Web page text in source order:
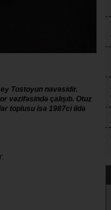
Tostoyun nəvəsidir.
vəzifəsində çalışıb. Otuz
toplusu isə 1987ci ildə